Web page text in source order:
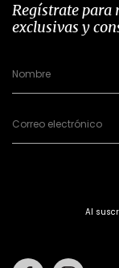
Regístrate para
exclusivas y
Al